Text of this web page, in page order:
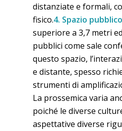
distanziate e formali,
fisico.4. Spazio
superiore a 3,7 metri
pubblici come sale
questo spazio,
e distante, spesso
strumenti di
La prossemica varia
poiché le diverse
aspettative diverse